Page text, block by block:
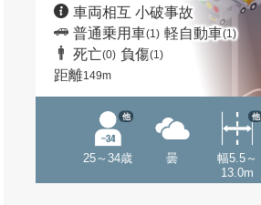
車両相互 小破事故
普通乗用車(1) 軽自動車(1)
死亡(0) 負傷(1)
距離149m
25～34歳
他
曇
幅5.5～
13.0m
他